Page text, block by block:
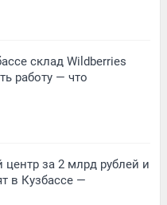
склад Wildberries
работу — что
за 2 млрд рублей и
в Кузбассе —